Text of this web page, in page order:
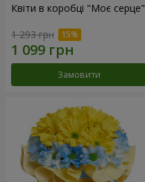
Квіти в коробці "Моє серце"
1 293 грн
Замовити